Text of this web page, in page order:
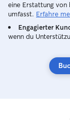
eine Erstattung
umfasst. Erfahre
Engagierter
wenn du